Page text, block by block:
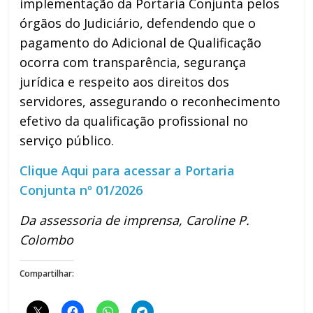
órgãos do Judiciário, defendendo que o
pagamento do Adicional de Qualificação
ocorra com transparência, segurança
jurídica e respeito aos direitos dos
servidores, assegurando o reconhecimento
efetivo da qualificação profissional no
serviço público.
Clique Aqui para acessar a Portaria
Conjunta nº 01/2026
Da assessoria de imprensa, Caroline P.
Colombo
Compartilhar: